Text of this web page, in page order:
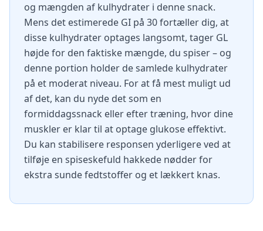
og mængden af kulhydrater i denne snack.
Mens det estimerede GI på 30 fortæller dig, at
disse kulhydrater optages langsomt, tager GL
højde for den faktiske mængde, du spiser – og
denne portion holder de samlede kulhydrater
på et moderat niveau. For at få mest muligt ud
af det, kan du nyde det som en
formiddagssnack eller efter træning, hvor dine
muskler er klar til at optage glukose effektivt.
Du kan stabilisere responsen yderligere ved at
tilføje en spiseskefuld hakkede nødder for
ekstra sunde fedtstoffer og et lækkert knas.